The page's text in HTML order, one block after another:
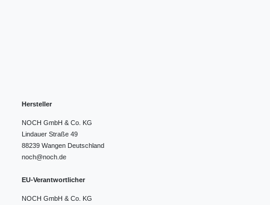
Hersteller
NOCH GmbH & Co. KG
Lindauer Straße 49
88239 Wangen Deutschland
noch@noch.de
EU-Verantwortlicher
NOCH GmbH & Co. KG